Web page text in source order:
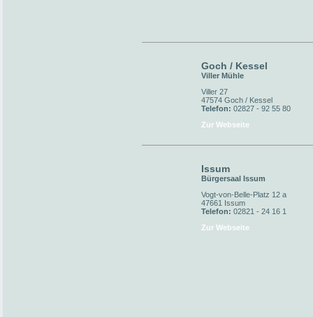
Goch / Kessel
Viller Mühle
Viller 27
47574 Goch / Kessel
Telefon: 02827 - 92 55 80
Zur Webseite
Issum
Bürgersaal Issum
Vogt-von-Belle-Platz 12 a
47661 Issum
Telefon: 02821 - 24 16 1
Zur Webseite